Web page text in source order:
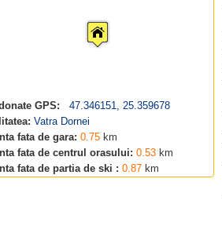
GPS:
47.346151, 25.359678
Vatra Dornei
fata de gara: 0.75 km
fata de centrul orasului: 0.53 km
fata de partia de ski : 0.87 km